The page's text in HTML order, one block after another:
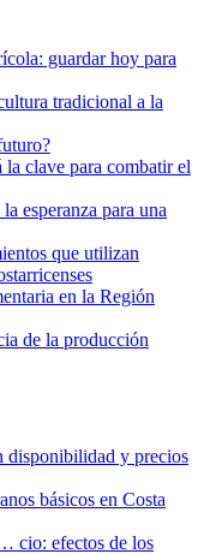
guardar hoy para
tradicional a la
clave para combatir el
esperanza para una
que utilizan
en la Región
de la producción
disponibilidad y precios
básicos en Costa
cio: efectos de los